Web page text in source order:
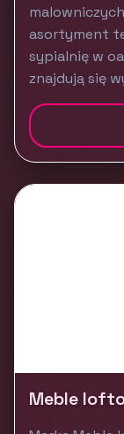
asortyment
sypialnię w
znajdują się
Meble